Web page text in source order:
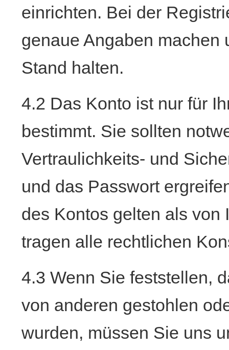
einrichten. Bei der
genaue Angaben machen
Stand halten.
4.2 Das Konto ist nur für
bestimmt. Sie sollten
Vertraulichkeits- und
und das Passwort
des Kontos gelten als von
tragen alle rechtlichen
4.3 Wenn Sie feststellen,
von anderen gestohlen
wurden, müssen Sie uns